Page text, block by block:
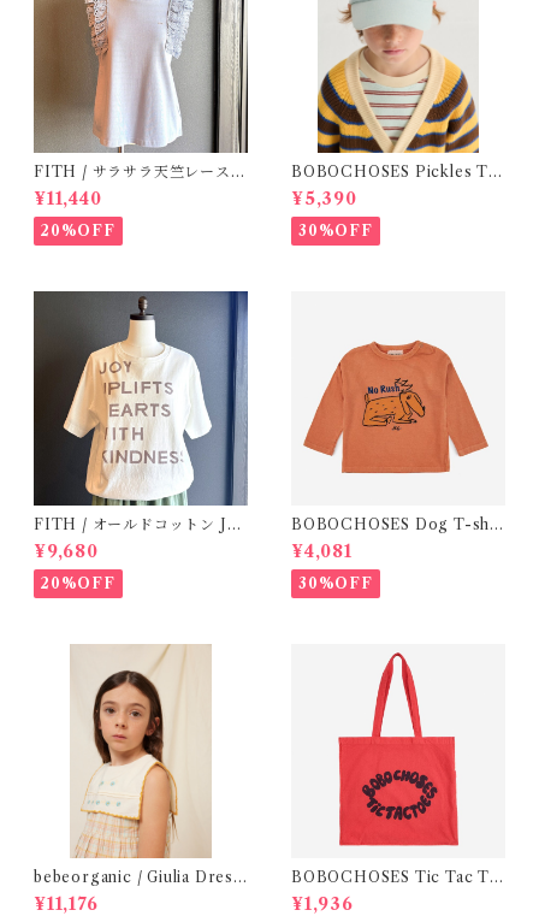
FITH / サラサラ天竺レースT
シャツ (BL) / 145・155
¥11,440
20%OFF
BOBOCHOSES Pickles Th
e dog denim cap / 52,54
¥5,390
30%OFF
FITH / オールドコットン JO
Y Tシャツ(White) / Size 2
¥9,680
20%OFF
BOBOCHOSES Dog T-shir
ts ( 12-18m)
¥4,081
30%OFF
bebeorganic / Giulia Dress
Lagoon Check (2-6y)
¥11,176
BOBOCHOSES Tic Tac To
e ToteBag
¥1,936